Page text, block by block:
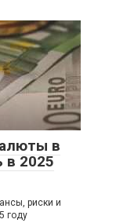
в
в 2025
риски и
году